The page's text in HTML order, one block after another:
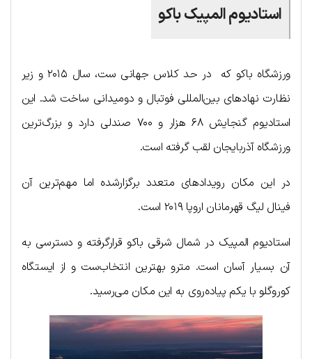
استادیوم المپیک باکو
ورزشگاه باکو که در حد کلاس جهانی ست، سال ۲۰۱۵ و زیر
نظارت نهادهای بین‌المللی فوتبال و دومیدانی ساخت شد. این
استادیوم گنجایش ۶۸ هزار و ۷۰۰ صندلی دارد و بزرگ‌ترین
ورزشگاه آذربایجان لقب گرفته است.
در این مکان رویدادهای متعدد برگزارشده اما مهم‌ترین آن
فینال لیگ قهرمانان اروپا ۲۰۱۹ است.
استادیوم المپیک در شمال شرقی باکو قرارگرفته و دسترسی به
آن بسیار آسان است. مترو بهترین انتخاب‌ست و از ایستگاه
کوروگلو با یکم پیاده‌روی به این مکان می‌رسید.